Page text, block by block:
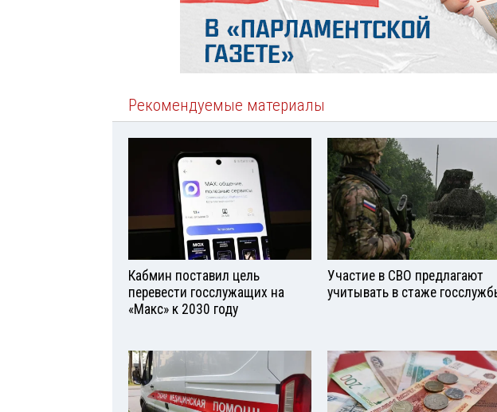
Рекомендуемые материалы
Кабмин поставил цель
перевести госслужащих на
«Макс» к 2030 году
Участие в СВО предлагают
учитывать в стаже